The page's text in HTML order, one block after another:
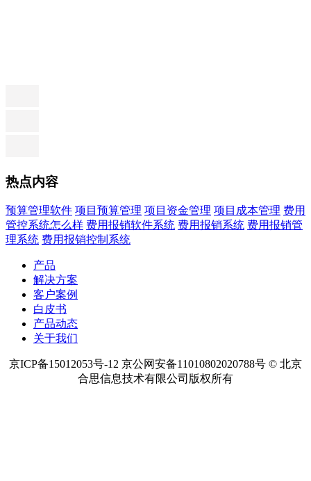
热点内容
预算管理软件 项目预算管理 项目资金管理 项目成本管理 费用
管控系统怎么样 费用报销软件系统 费用报销系统 费用报销管
理系统 费用报销控制系统
产品
解决方案
客户案例
白皮书
产品动态
关于我们
京ICP备15012053号-12 京公网安备11010802020788号 © 北京
合思信息技术有限公司版权所有